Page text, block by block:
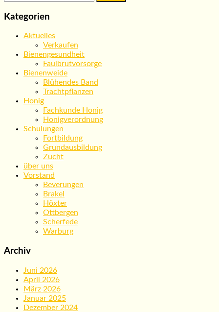
Kategorien
Aktuelles
Verkaufen
Bienengesundheit
Faulbrutvorsorge
Bienenweide
Blühendes Band
Trachtpflanzen
Honig
Fachkunde Honig
Honigverordnung
Schulungen
Fortbildung
Grundausbildung
Zucht
über uns
Vorstand
Beverungen
Brakel
Höxter
Ottbergen
Scherfede
Warburg
Archiv
Juni 2026
April 2026
März 2026
Januar 2025
Dezember 2024